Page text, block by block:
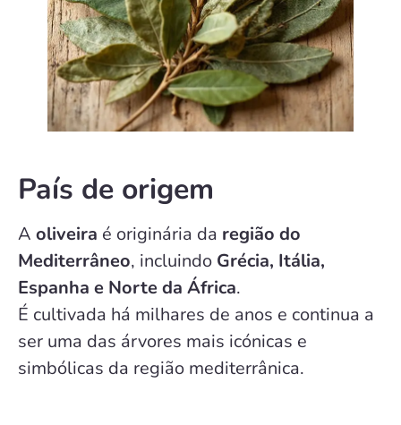
País de origem
A oliveira é originária da região do
Mediterrâneo, incluindo Grécia, Itália,
Espanha e Norte da África.
É cultivada há milhares de anos e continua a
ser uma das árvores mais icónicas e
simbólicas da região mediterrânica.